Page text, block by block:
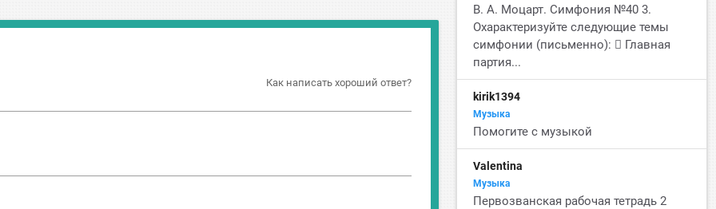
Как написать хороший ответ?
В. А. Моцарт. Симфония №40 3.
Охарактеризуйте следующие темы
симфонии (письменно):  Главная
партия...
kirik1394
Музыка
Помогите с музыкой
Valentina
Музыка
Первозванская рабочая тетрадь 2